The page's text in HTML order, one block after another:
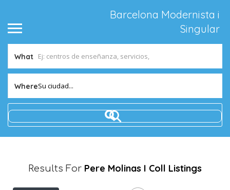
Barcelona Modernista i
Singular
What
WhereSu ciudad...
Results For Pere Molinas I Coll Listings